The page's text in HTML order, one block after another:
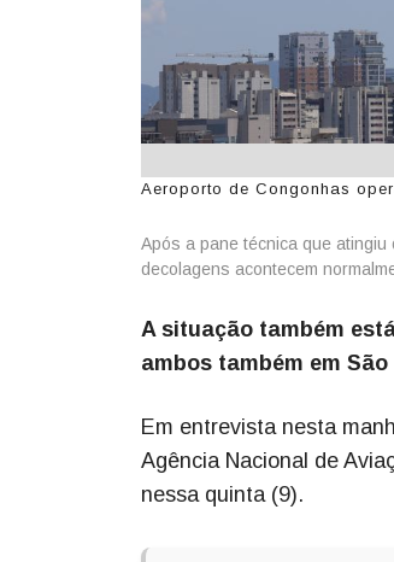
Aeroporto de Congonhas
Após a pane técnica que
decolagens acontecem
A situação também
ambos também em São
Em entrevista nesta
Agência Nacional de
nessa quinta (9).